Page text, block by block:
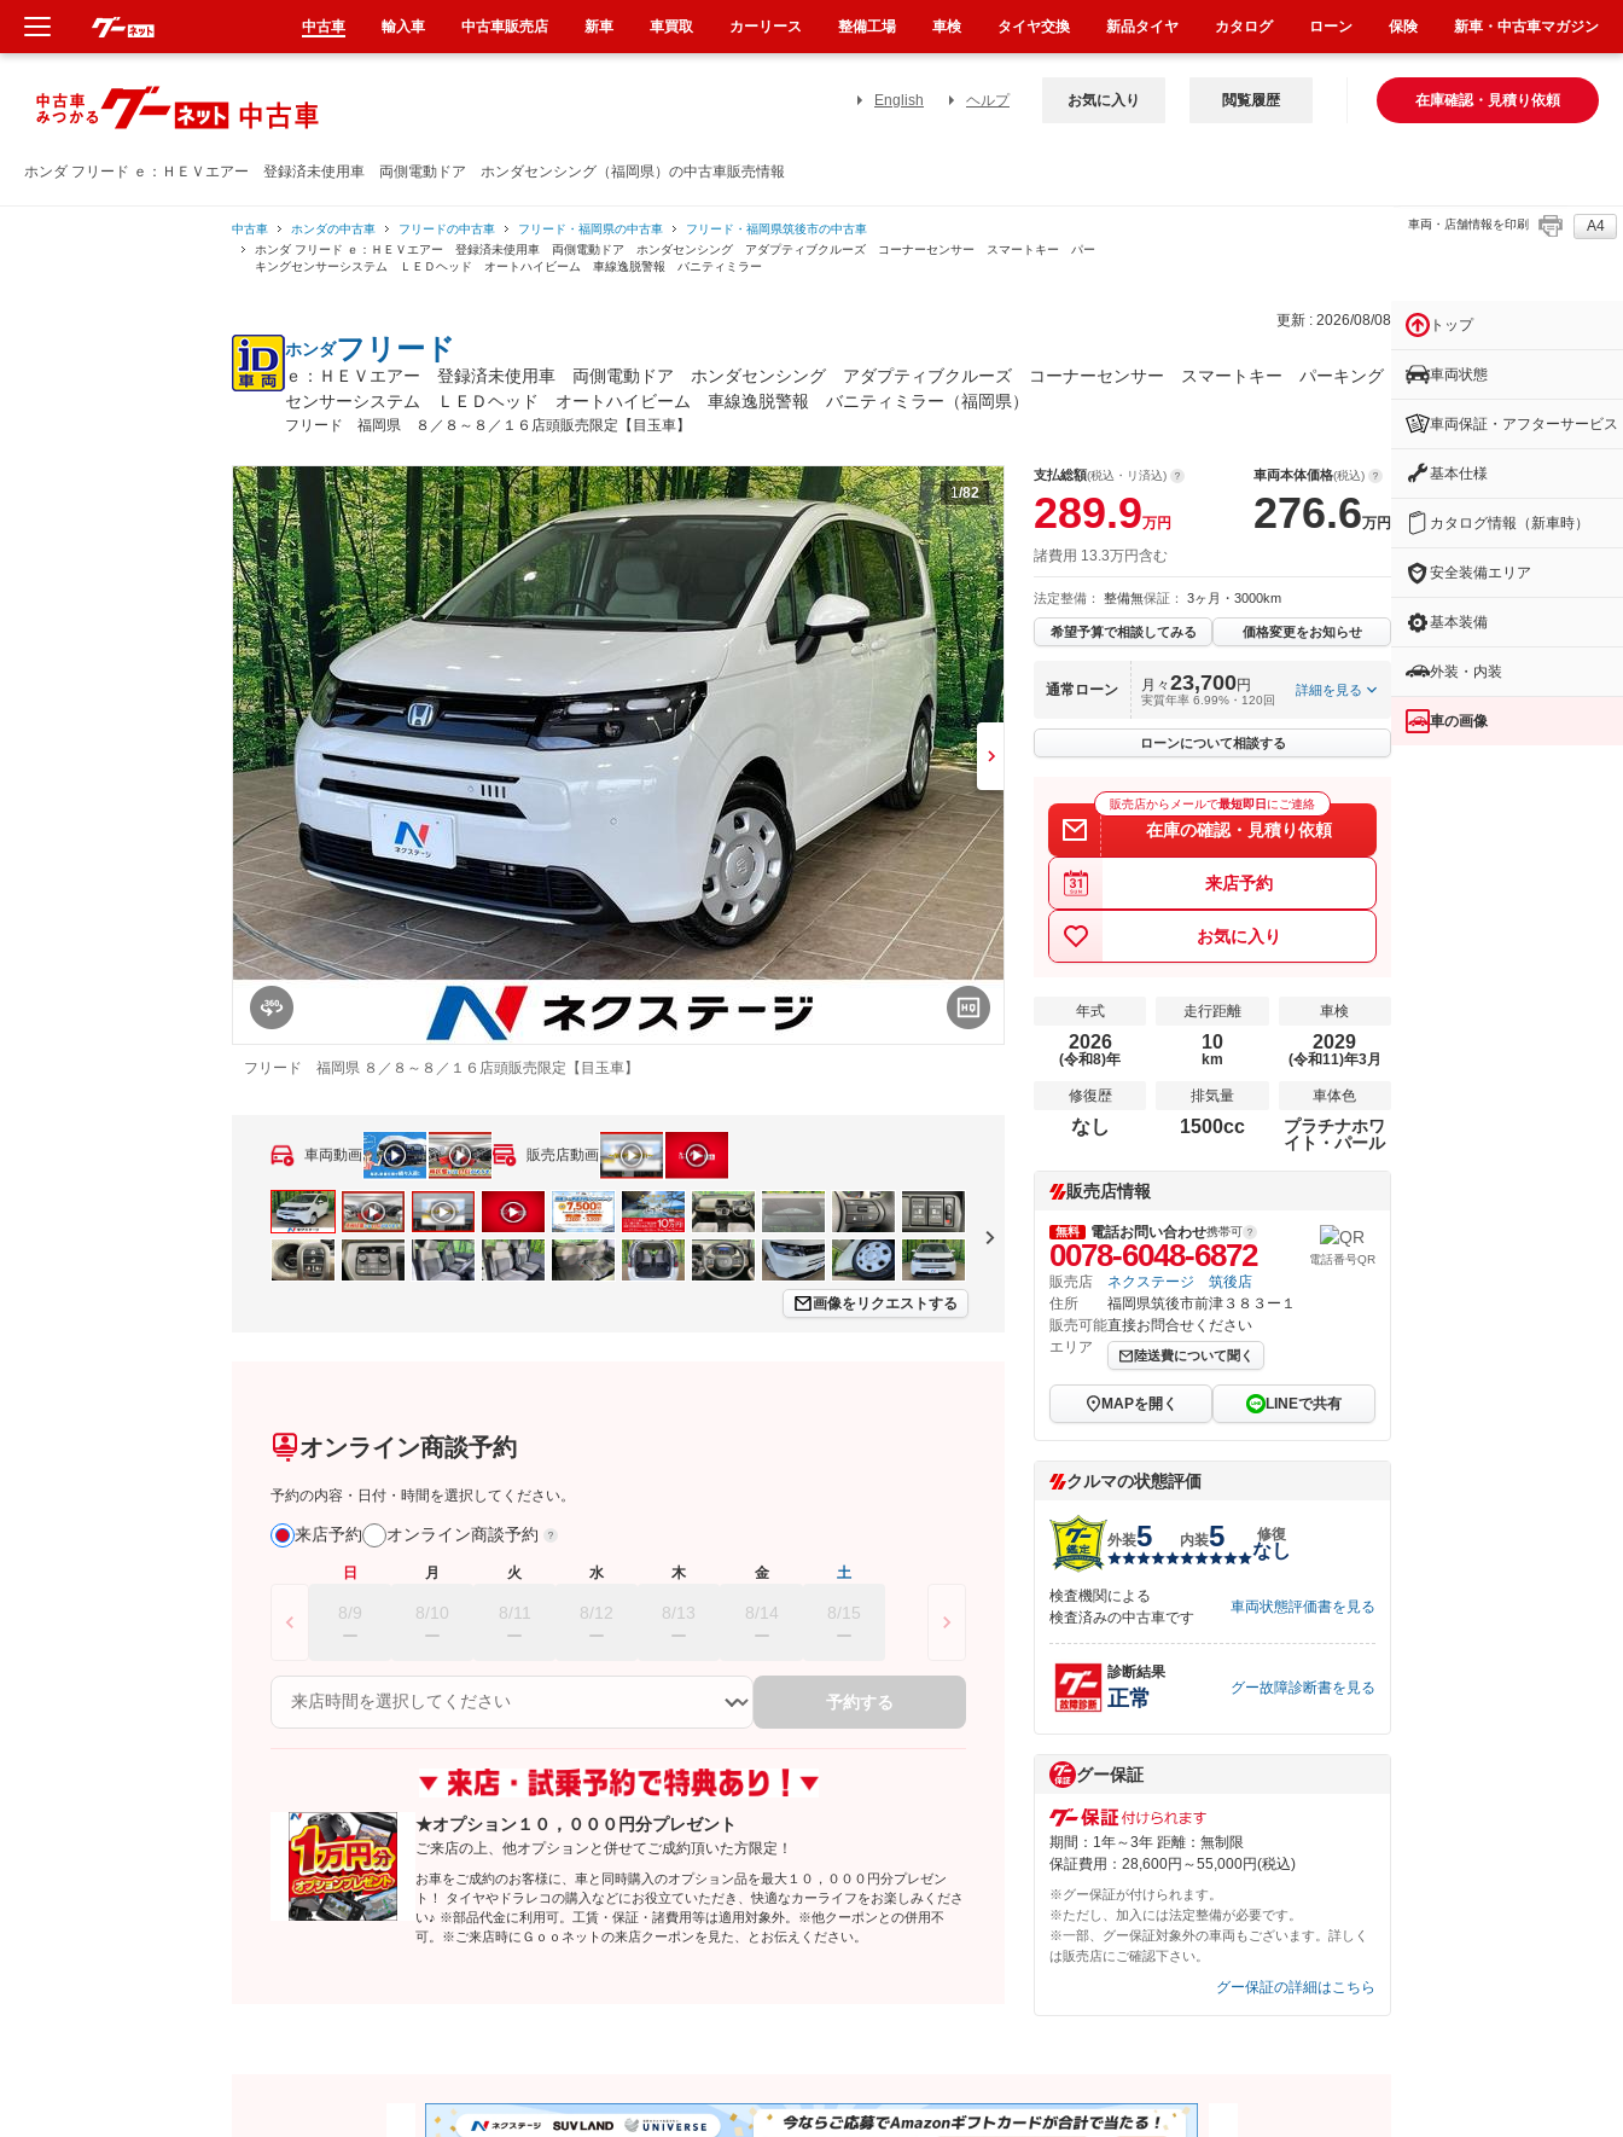
ホンダ フリード ｅ：ＨＥＶエアー 登録済未使用車 両側電動ドア ホンダセンシング（福岡県）の中古車販売情報
English ヘルプ 在庫確認・見積り依頼
お気に入り 閲覧履歴
中古車 ホンダの中古車 フリードの中古車 フリード・福岡県の中古車
フリード・福岡県筑後市の中古車
ホンダ フリード ｅ：ＨＥＶエアー 登録済未使用車 両側電動ドア ホンダセンシング アダプティブクルーズ コーナーセンサー スマートキー パー
キングセンサーシステム ＬＥＤヘッド オートハイビーム 車線逸脱警報 バニティミラー
車両・店舗情報を印刷 A4
更新 : 2026/08/08
ホンダフリード
ｅ：ＨＥＶエアー 登録済未使用車 両側電動ドア ホンダセンシング アダプティブクルーズ コーナーセンサー スマートキー パーキング
センサーシステム ＬＥＤヘッド オートハイビーム 車線逸脱警報 バニティミラー（福岡県）
フリード 福岡県 ８／８～８／１６店頭販売限定【目玉車】
1/82
フリード 福岡県 ８／８～８／１６店頭販売限定【目玉車】
車両動画 販売店動画
画像をリクエストする
オンライン商談予約
予約の内容・日付・時間を選択してください。
来店予約 オンライン商談予約
日
8/9
月
8/10
火
8/11
水
8/12
木
8/13
金
8/14
土
8/15
予約する
★オプション１０，０００円分プレゼント
ご来店の上、他オプションと併せてご成約頂いた方限定！
お車をご成約のお客様に、車と同時購入のオプション品を最大１０，０００円分プレゼン
ト！ タイヤやドラレコの購入などにお役立ていただき、快適なカーライフをお楽しみくださ
い♪ ※部品代金に利用可。工賃・保証・諸費用等は適用対象外。※他クーポンとの併用不
可。※ご来店時にＧｏｏネットの来店クーポンを見た、とお伝えください。
支払総額(税込・リ済込)
289.9万円
車両本体価格(税込)
276.6万円
諸費用 13.3万円含む
法定整備： 整備無保証： 3ヶ月・3000km
希望予算で相談してみる 価格変更をお知らせ
通常ローン 月々23,700円
実質年率 6.99%・120回
詳細を見る
ローンについて相談する
販売店からメールで最短即日 にご連絡
在庫の確認・見積り依頼
来店予約
お気に入り
年式
2026
(令和8)年
走行距離
10
km
車検
2029
(令和11)年3月
修復歴
なし
排気量
1500cc
車体色
プラチナホワ
イト・パール
販売店情報
無料 電話お問い合わせ携帯可
0078-6048-6872 電話番号QR
販売店
ネクステージ 筑後店
住所
福岡県筑後市前津３８３ー１
販売可能
エリア
直接お問合せください
陸送費について聞く
MAPを開く LINEで共有
クルマの状態評価
外装5 内装5 修復
なし
検査機関による
検査済みの中古車です
車両状態評価書を見る
診断結果
正常 グー故障診断書を見る
グー保証
期間：1年～3年 距離：無制限
保証費用：28,600円～55,000円(税込)
※グー保証が付けられます。
※ただし、加入には法定整備が必要です。
※一部、グー保証対象外の車両もございます。詳しく
は販売店にご確認下さい。
グー保証の詳細はこちら
トップ
車両状態
車両保証・アフターサービス
基本仕様
カタログ情報（新車時）
安全装備エリア
基本装備
外装・内装
車の画像
中古車 輸入車 中古車販売店 新車 車買取 カーリース 整備工場 車検 タイヤ交換 新品タイヤ カタログ ローン 保険 新車・中古車マガジン
新車
中古車